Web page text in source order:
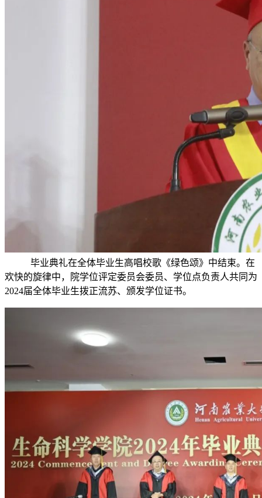
毕业典礼在全体毕业生高唱校歌《绿色颂》中结束。在
欢快的旋律中，院学位评定委员会委员、学位点负责人共同为
2024届全体毕业生拨正流苏、颁发学位证书。